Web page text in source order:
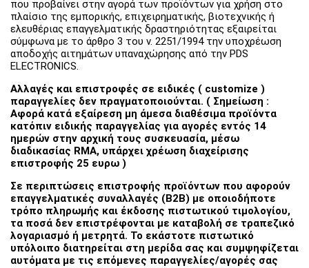
που προβαίνει στην αγορά των προϊόντων για χρήση στο
πλαίσιο της εμπορικής, επιχειρηματικής, βιοτεχνικής ή
ελευθέριας επαγγελματικής δραστηριότητας εξαιρείται
σύμφωνα με το άρθρο 3 του ν. 2251/1994 την υποχρέωση
αποδοχής αιτημάτων υπαναχώρησης από την PDS
ELECTRONICS.
Αλλαγές και επιστροφές σε ειδικές ( customize )
παραγγελίες δεν πραγματοποιούνται. ( Σημείωση :
Αφορά κατά εξαίρεση μη άμεσα διαθέσιμα προϊόντα
κατόπιν ειδικής παραγγελίας για αγορές εντός 14
ημερών στην αρχική τους συσκευασία, μέσω
διαδικασίας RMA, υπάρχει χρέωση διαχείρισης
επιστροφής 25 ευρω )
Σε περιπτώσεις επιστροφής προϊόντων που αφορούν
επαγγελματικές συναλλαγές (B2B) με οποιοδήποτε
τρόπο πληρωμής και έκδοσης πιστωτικού τιμολογίου,
τα ποσά δεν επιστρέφονται με καταβολή σε τραπεζικό
λογαριασμό ή μετρητά. Το εκάστοτε πιστωτικό
υπόλοιπο διατηρείται στη μερίδα σας και συμψηφίζεται
αυτόματα με τις επόμενες παραγγελίες/αγορές σας